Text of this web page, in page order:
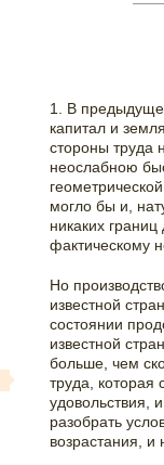
1. В
капитал и
стороны труда
неослабною
могло бы и,
никаких
фактическому
Но
известной
состоянии
известной
больше, чем
труда, которая
удовольствия,
разобрать
возрастания, и